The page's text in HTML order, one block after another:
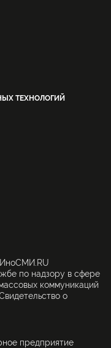
ТЕХНОЛОГИЙ
по надзору в сфере
коммуникаций
о
предприятие